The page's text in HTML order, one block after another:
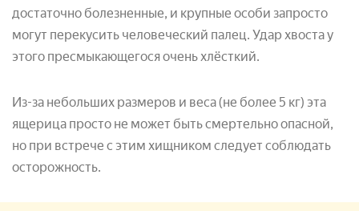
достаточно болезненные, и крупные особи запросто
могут перекусить человеческий палец. Удар хвоста у
этого пресмыкающегося очень хлёсткий.
Из-за небольших размеров и веса (не более 5 кг) эта
ящерица просто не может быть смертельно опасной,
но при встрече с этим хищником следует соблюдать
осторожность.